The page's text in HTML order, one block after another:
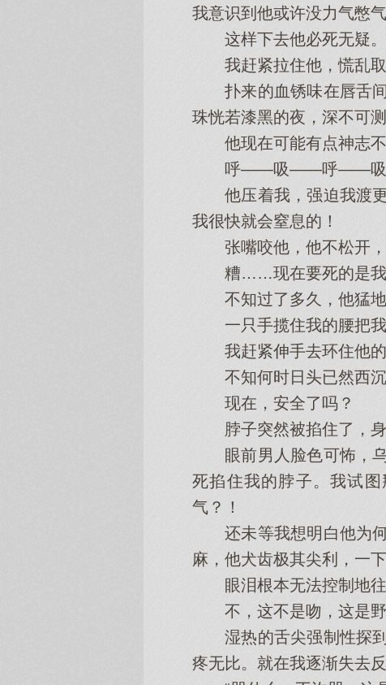
我意识到他或许没力气憋气
这样下去他必死无疑。
我赶紧拉住他，慌乱取
扑来的血锈味在唇舌间
珠恍若漆黑的夜，深不可
他现在可能有点神志不
呼——吸——呼——
他压着我，强迫我渡更
我很快就会窒息的！
张嘴咬他，他不松开，
糟……现在要死的是
不知过了多久，他猛地
一只手揽住我的腰把我
我赶紧伸手去环住他的
不知何时日头已然西沉
现在，安全了吗？
脖子突然被掐住了，
眼前男人脸色可怖，乌
死掐住我的脖子。我试
气？！
还未等我想明白他为何
麻，他犬齿极其尖利，一
眼泪根本无法控制地往
不，这不是吻，这是野
湿热的舌尖强制性探到
疼无比。就在我逐渐失去